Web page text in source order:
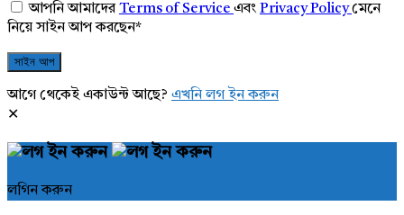
আপনি আমাদেরTerms of Service এবং Privacy Policyমেনে
নিয়ে সাইন আপ করছেন*
আগে থেকেই একাউন্ট আছে? এখনি লগ ইন করুন
লগিন করুন